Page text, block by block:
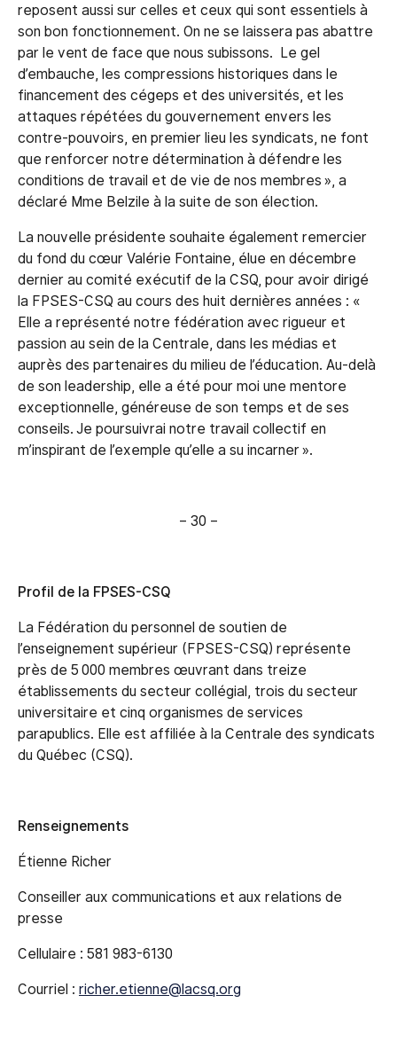
reposent aussi sur celles et ceux qui sont essentiels à
son bon fonctionnement. On ne se laissera pas abattre
par le vent de face que nous subissons. Le gel
d’embauche, les compressions historiques dans le
financement des cégeps et des universités, et les
attaques répétées du gouvernement envers les
contre-pouvoirs, en premier lieu les syndicats, ne font
que renforcer notre détermination à défendre les
conditions de travail et de vie de nos membres », a
déclaré Mme Belzile à la suite de son élection.
La nouvelle présidente souhaite également remercier
du fond du cœur Valérie Fontaine, élue en décembre
dernier au comité exécutif de la CSQ, pour avoir dirigé
la FPSES-CSQ au cours des huit dernières années : «
Elle a représenté notre fédération avec rigueur et
passion au sein de la Centrale, dans les médias et
auprès des partenaires du milieu de l’éducation. Au-delà
de son leadership, elle a été pour moi une mentore
exceptionnelle, généreuse de son temps et de ses
conseils. Je poursuivrai notre travail collectif en
m’inspirant de l’exemple qu’elle a su incarner ».
– 30 –
Profil de la FPSES-CSQ
La Fédération du personnel de soutien de
l’enseignement supérieur (FPSES-CSQ) représente
près de 5 000 membres œuvrant dans treize
établissements du secteur collégial, trois du secteur
universitaire et cinq organismes de services
parapublics. Elle est affiliée à la Centrale des syndicats
du Québec (CSQ).
Renseignements
Étienne Richer
Conseiller aux communications et aux relations de
presse
Cellulaire : 581 983-6130
Courriel : richer.etienne@lacsq.org